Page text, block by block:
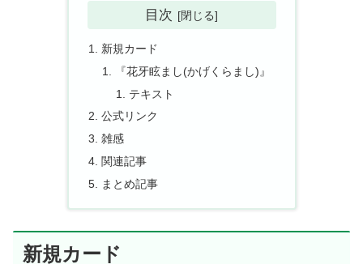
目次
新規カード
『花牙眩まし(かげくらまし)』
テキスト
公式リンク
雑感
関連記事
まとめ記事
新規カード